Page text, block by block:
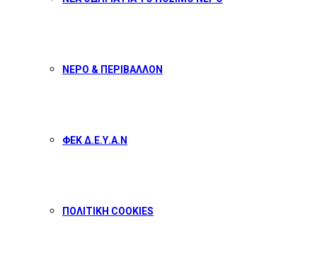
ΝΕΡΟ & ΠΕΡΙΒΑΛΛΟΝ
ΦΕΚ Δ.Ε.Υ.Α.Ν
ΠΟΛΙΤΙΚΗ COOKIES